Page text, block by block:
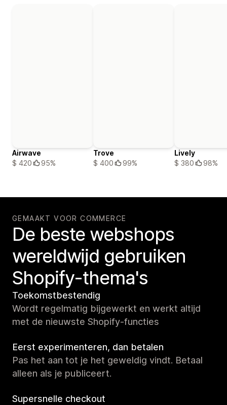
Airwave
$ 420
95%
Trove
$ 400
99%
Lively
$ 380
98%
GEMAAKT VOOR COMMERCE
De beste webshops
wereldwijd gebruiken
Shopify-thema's
Toekomstbestendig
Wordt regelmatig bijgewerkt en werkt altijd
met de nieuwste Shopify-functies
Eerst experimenteren, dan betalen
Pas het aan tot je het geweldig vindt. Betaal
alleen als je publiceert.
Supersnelle checkout